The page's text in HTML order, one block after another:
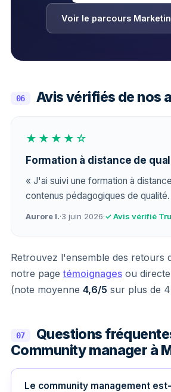
Voir le parcours
06 Avis vérifiés de nos
★★★★☆
Formation à distance de
« J'ai suivi une formation à
contenus pédagogiques de
Aurore I.·3 juin 2026·✓ Avis vérifié
Retrouvez l'ensemble des retours
notre pagetémoignages ou
(note moyenne 4,6/5 sur plus de
07
Questions
Community manager à
Le community management